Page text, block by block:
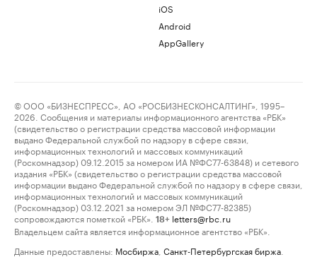
iOS
Android
AppGallery
© ООО «БИЗНЕСПРЕСС», АО «РОСБИЗНЕСКОНСАЛТИНГ», 1995–
2026. Сообщения и материалы информационного агентства «РБК»
(свидетельство о регистрации средства массовой информации
выдано Федеральной службой по надзору в сфере связи,
информационных технологий и массовых коммуникаций
(Роскомнадзор) 09.12.2015 за номером ИА №ФС77-63848) и сетевого
издания «РБК» (свидетельство о регистрации средства массовой
информации выдано Федеральной службой по надзору в сфере связи,
информационных технологий и массовых коммуникаций
(Роскомнадзор) 03.12.2021 за номером ЭЛ №ФС77-82385)
сопровождаются пометкой «РБК».
18+ letters@rbc.ru
Владельцем сайта является информационное агентство «РБК».
Данные предоставлены: Мосбиржа Санкт-Петербургская биржа